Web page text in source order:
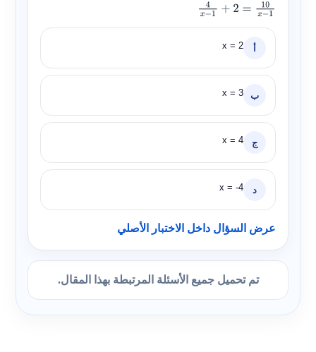
4x−1+2= 10 x−1
أ x = 2
ب x = 3
ج x = 4
د x = -4
عرض السؤال داخل الاختبار الأصلي
تم تحميل جميع الأسئلة المرتبطة بهذا المقال.